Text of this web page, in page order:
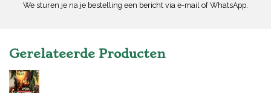
We sturen je na je bestelling een bericht via e-mail of WhatsApp.
Gerelateerde Producten